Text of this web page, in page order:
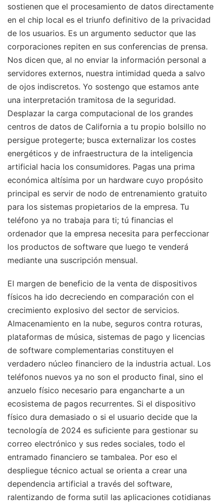
sostienen que el procesamiento de datos directamente
en el chip local es el triunfo definitivo de la privacidad
de los usuarios. Es un argumento seductor que las
corporaciones repiten en sus conferencias de prensa.
Nos dicen que, al no enviar la información personal a
servidores externos, nuestra intimidad queda a salvo
de ojos indiscretos. Yo sostengo que estamos ante
una interpretación tramitosa de la seguridad.
Desplazar la carga computacional de los grandes
centros de datos de California a tu propio bolsillo no
persigue protegerte; busca externalizar los costes
energéticos y de infraestructura de la inteligencia
artificial hacia los consumidores. Pagas una prima
económica altísima por un hardware cuyo propósito
principal es servir de nodo de entrenamiento gratuito
para los sistemas propietarios de la empresa. Tu
teléfono ya no trabaja para ti; tú financias el
ordenador que la empresa necesita para perfeccionar
los productos de software que luego te venderá
mediante una suscripción mensual.
El margen de beneficio de la venta de dispositivos
físicos ha ido decreciendo en comparación con el
crecimiento explosivo del sector de servicios.
Almacenamiento en la nube, seguros contra roturas,
plataformas de música, sistemas de pago y licencias
de software complementarias constituyen el
verdadero núcleo financiero de la industria actual. Los
teléfonos nuevos ya no son el producto final, sino el
anzuelo físico necesario para engancharte a un
ecosistema de pagos recurrentes. Si el dispositivo
físico dura demasiado o si el usuario decide que la
tecnología de 2024 es suficiente para gestionar su
correo electrónico y sus redes sociales, todo el
entramado financiero se tambalea. Por eso el
despliegue técnico actual se orienta a crear una
dependencia artificial a través del software,
ralentizando de forma sutil las aplicaciones cotidianas